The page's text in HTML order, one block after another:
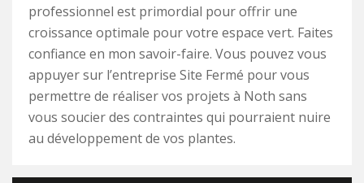
professionnel est primordial pour offrir une
croissance optimale pour votre espace vert. Faites
confiance en mon savoir-faire. Vous pouvez vous
appuyer sur l’entreprise Site Fermé pour vous
permettre de réaliser vos projets à Noth sans
vous soucier des contraintes qui pourraient nuire
au développement de vos plantes.